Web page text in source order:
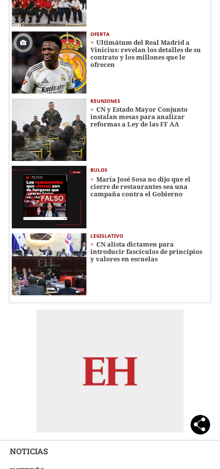
OFERTA
Ultimátum del Real Madrid a
Vinicius: revelan los detalles de su
contrato y los millones que le
ofrecen
REUNIONES
CN y Estado Mayor Conjunto
instalan mesas para analizar
reformas a Ley de las FF AA
BULOS
María José Sosa no dijo que el
cierre de restaurantes sea una
campaña contra el Gobierno
LEGISLATIVO
CN alista dictamen para
introducir fascículos de principios
y valores en escuelas
NOTICIAS